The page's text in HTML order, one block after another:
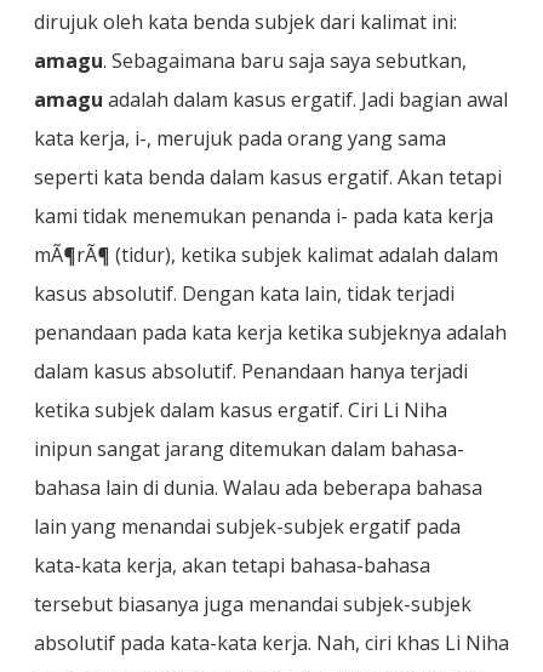
dirujuk oleh kata benda subjek dari kalimat ini:
amagu. Sebagaimana baru saja saya sebutkan,
amagu adalah dalam kasus ergatif. Jadi bagian awal
kata kerja, i-, merujuk pada orang yang sama
seperti kata benda dalam kasus ergatif. Akan tetapi
kami tidak menemukan penanda i- pada kata kerja
mÃ¶rÃ¶ (tidur), ketika subjek kalimat adalah dalam
kasus absolutif. Dengan kata lain, tidak terjadi
penandaan pada kata kerja ketika subjeknya adalah
dalam kasus absolutif. Penandaan hanya terjadi
ketika subjek dalam kasus ergatif. Ciri Li Niha
inipun sangat jarang ditemukan dalam bahasa-
bahasa lain di dunia. Walau ada beberapa bahasa
lain yang menandai subjek-subjek ergatif pada
kata-kata kerja, akan tetapi bahasa-bahasa
tersebut biasanya juga menandai subjek-subjek
absolutif pada kata-kata kerja. Nah, ciri khas Li Niha